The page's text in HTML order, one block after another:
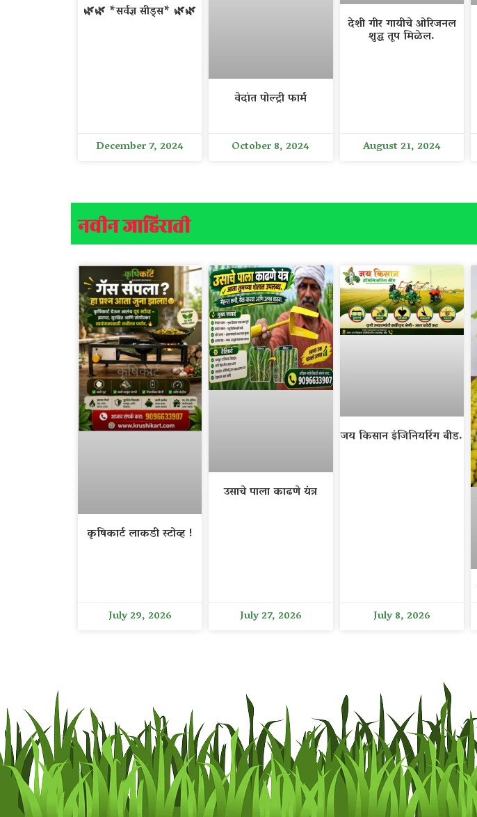
🌿🌿 *सर्वज्ञ सीड्स* 🌿🌿
December 7, 2024
वेदांत पोल्ट्री फार्म
October 8, 2024
देशी गीर गायीचे ओरिजनल
शुद्ध तूप मिळेल.
August 21, 2024
नवीन जाहिराती
कृषिकार्ट लाकडी स्टोव्ह !
July 29, 2026
उसाचे पाला काढणे यंत्र
July 27, 2026
जय किसान इंजिनियरिंग बीड.
July 8, 2026